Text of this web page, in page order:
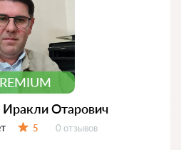
Отарович
5 Отзывов:
0 отзывов